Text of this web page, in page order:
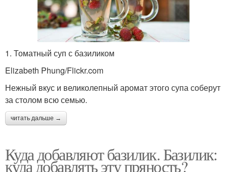
1. Томатный суп с базиликом
Elizabeth Phung/Flickr.com
Нежный вкус и великолепный аромат этого супа соберут
за столом всю семью.
читать дальше →
Куда добавляют базилик. Базилик:
куда добавлять эту пряность?